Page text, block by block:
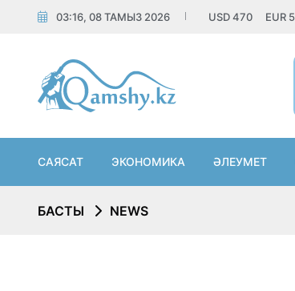
03:16, 08 ТАМЫЗ 2026 USD470 EUR
САЯСАТ ЭКОНОМИКА ӘЛЕУМЕТ
БАСТЫ NEWS